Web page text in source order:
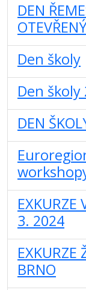
DEN
Den školy
Den školy
DEN
EXKURZE
3. 2024
EXKURZE
BRNO